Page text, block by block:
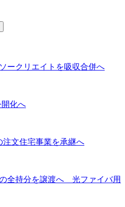
ークリエイトを吸収合併へ
化へ
注文住宅事業を承継へ
全持分を譲渡へ 光ファイバ用